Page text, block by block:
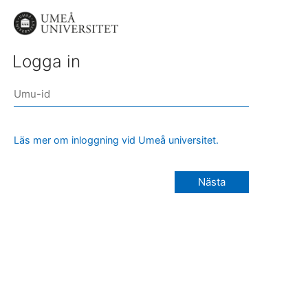
Logga in
Läs mer om inloggning vid Umeå universitet.
Nästa